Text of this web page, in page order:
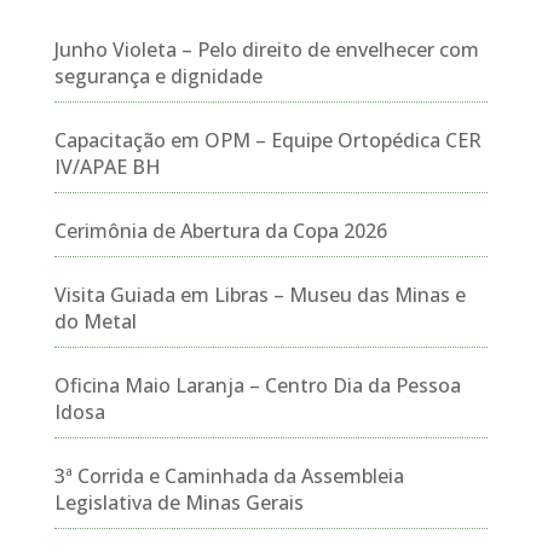
Junho Violeta – Pelo direito de envelhecer com
segurança e dignidade
Capacitação em OPM – Equipe Ortopédica CER
IV/APAE BH
Cerimônia de Abertura da Copa 2026
Visita Guiada em Libras – Museu das Minas e
do Metal
Oficina Maio Laranja – Centro Dia da Pessoa
Idosa
3ª Corrida e Caminhada da Assembleia
Legislativa de Minas Gerais